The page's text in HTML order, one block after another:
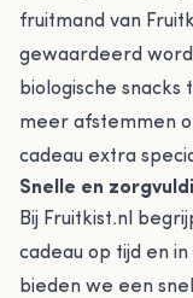
fruitmand van
gewaardeerd
biologische
meer afstemmen
cadeau extra
Snelle en
Bij Fruitkist.nl
cadeau op tijd en
bieden we een